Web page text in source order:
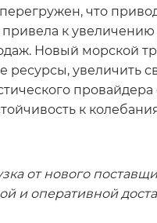
что
к
Новый морской
увеличить
к
от нового
и оперативной